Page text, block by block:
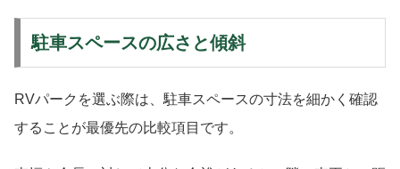
駐車スペースの広さと傾斜
RVパークを選ぶ際は、駐車スペースの寸法を細かく確認
することが最優先の比較項目です。